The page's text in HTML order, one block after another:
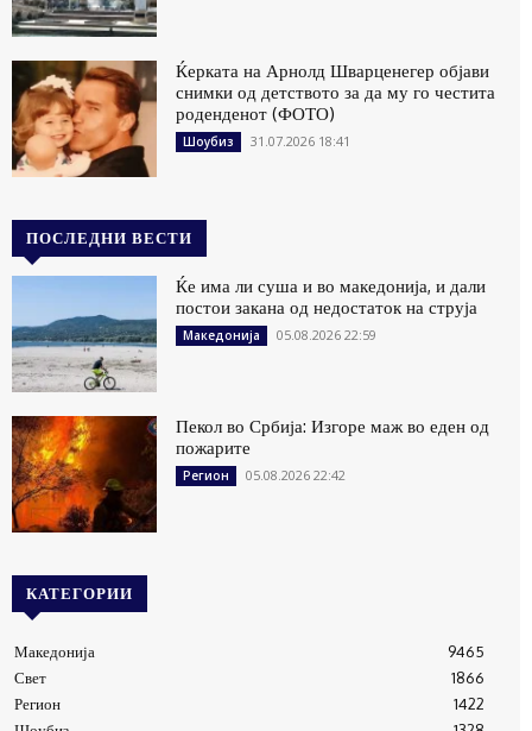
Ќерката на Арнолд Шварценегер објави
снимки од детството за да му го честита
роденденот (ФОТО)
Шоубиз 31.07.2026 18:41
ПОСЛЕДНИ ВЕСТИ
Ќе има ли суша и во македонија, и дали
постои закана од недостаток на струја
Македонија 05.08.2026 22:59
Пекол во Србија: Изгоре маж во еден од
пожарите
Регион 05.08.2026 22:42
КАТЕГОРИИ
Македонија
9465
Свет
1866
Регион
1422